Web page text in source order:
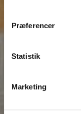
Præferencer
Statistik
Marketing